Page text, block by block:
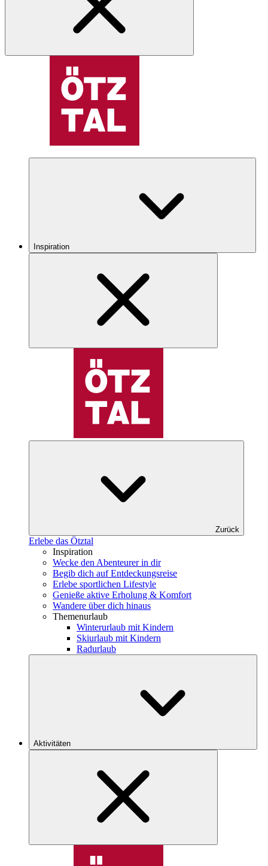
Inspiration
Zurück
Erlebe das Ötztal
Inspiration
Wecke den Abenteurer in dir
Begib dich auf Entdeckungsreise
Erlebe sportlichen Lifestyle
Genieße aktive Erholung & Komfort
Wandere über dich hinaus
Themenurlaub
Winterurlaub mit Kindern
Skiurlaub mit Kindern
Radurlaub
Aktivitäten